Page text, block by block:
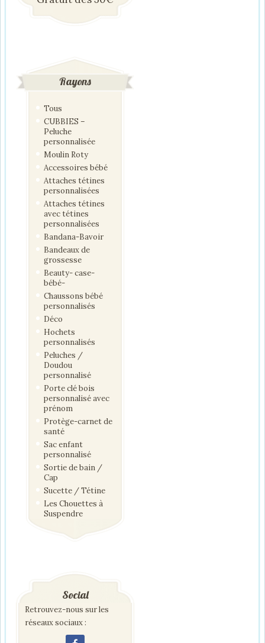
Rayons
Tous
CUBBIES –
Peluche
personnalisée
Moulin Roty
Accessoires bébé
Attaches tétines
personnalisées
Attaches tétines
avec tétines
personnalisées
Bandana-Bavoir
Bandeaux de
grossesse
Beauty- case-
bébé-
Chaussons bébé
personnalisés
Déco
Hochets
personnalisés
Peluches /
Doudou
personnalisé
Porte clé bois
personnalisé avec
prénom
Protège-carnet de
santé
Sac enfant
personnalisé
Sortie de bain /
Cap
Sucette / Tétine
Les Chouettes à
Suspendre
Social
Retrouvez-nous sur les
réseaux sociaux :